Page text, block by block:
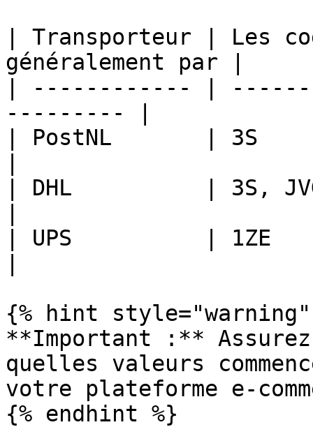
| Transporteur | Les
généralement par |
| ------------ |
--------- |
| PostNL       | 3S
| DHL          | 3S,
| UPS          | 1ZE
{% hint style="warning"
**Important :**
quelles valeurs
votre plateforme e-
{% endhint %}